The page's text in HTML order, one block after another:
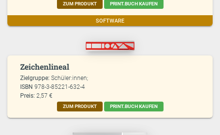
ZUM PRODUKT PRINT.BUCH KAUFEN
SOFTWARE
Zeichenlineal
Zielgruppe:Schüler:innen;
ISBN978-3-85221-632-4
Preis: 2,57 €
ZUM PRODUKT PRINT.BUCH KAUFEN